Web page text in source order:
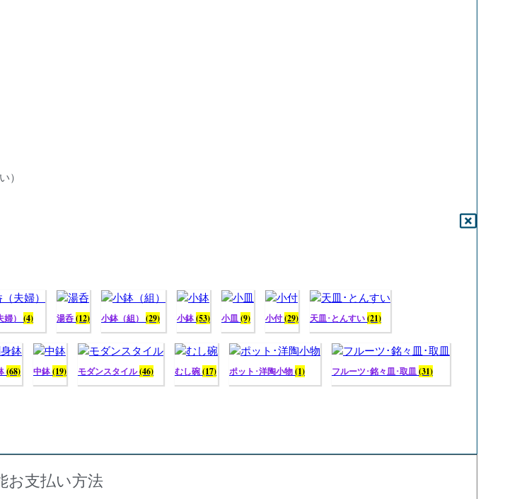
）
） (4) 湯呑(12) 小鉢（組） (29) 小鉢(53) 小皿(9) 小付(29) 天皿･とんすい(21)
(68) 中鉢(19) モダンスタイル(46) むし碗(17) ポット･洋陶小物(1) フルーツ･銘々皿･取皿(31)
お支払い方法